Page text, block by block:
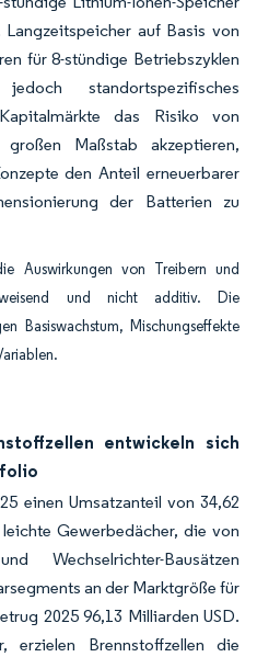
auf Basis von
für 8-stündige Betriebszyklen
standortspezifisches
das Risiko von
Maßstab akzeptieren,
den Anteil erneuerbarer
der Batterien zu
Auswirkungen von Treibern und
und nicht additiv. Die
Basiswachstum, Mischungseffekte
entwickeln sich
einen Umsatzanteil von 34,62
Gewerbedächer, die von
Wechselrichter-Bausätzen
an der Marktgröße für
2025 96,13 Milliarden USD.
erzielen Brennstoffzellen die